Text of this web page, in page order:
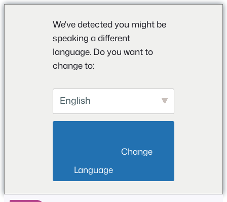
We've detected you might be
speaking a different
language. Do you want to
change to:
English
Language